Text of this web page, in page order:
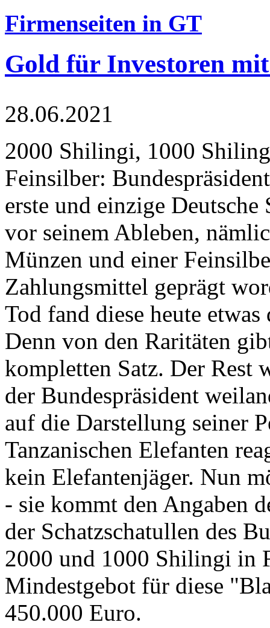
Firmenseiten in GT
Gold für Investoren
28.06.2021
2000 Shilingi, 1000
Feinsilber:
erste und einzige Deutsche
vor seinem Ableben,
Münzen und einer
Zahlungsmittel geprägt
Tod fand diese heute
Denn von den Raritäten
kompletten Satz. Der Rest
der Bundespräsident
auf die Darstellung seiner
Tanzanischen Elefanten
kein Elefantenjäger. Nun
- sie kommt den Angaben
der Schatzschatullen des
2000 und 1000 Shilingi in
Mindestgebot für diese
450.000 Euro.